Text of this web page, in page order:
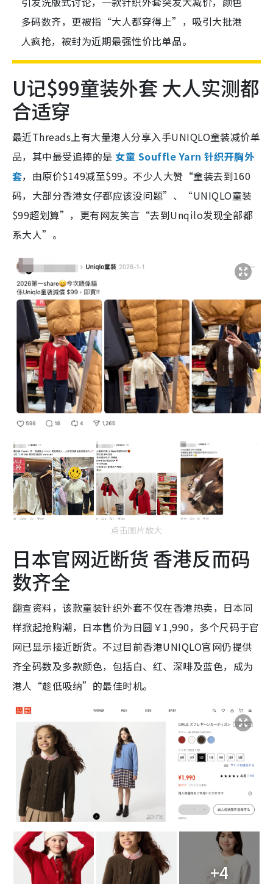
多码数齐，更被指“大人都穿得上”，吸引大批港
人疯抢，被封为近期最强性价比单品。
U记$99童装外套 大人实测都
合适穿
最近Threads上有大量港人分享入手UNIQLO童装减价单
品，其中最受追捧的是女童 Souffle Yarn 针织开胸外
套，由原价$149减至$99。不少人大赞“童装去到160
码，大部分香港女仔都应该没问题”、“UNIQLO童装
$99超划算”，更有网友笑言“去到Unqilo发现全部都
系大人”。
点击图片放大
日本官网近断货 香港反而码
数齐全
翻查资料，该款童装针织外套不仅在香港热卖，日本同
样掀起抢购潮，日本售价为日圆￥1,990，多个尺码于官
网已显示接近断货。不过目前香港UNIQLO官网仍提供
齐全码数及多款颜色，包括白、红、深啡及蓝色，成为
港人“趁低吸纳”的最佳时机。
+4